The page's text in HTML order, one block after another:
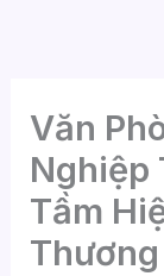
dungVăn
Nghiệp
Tầm